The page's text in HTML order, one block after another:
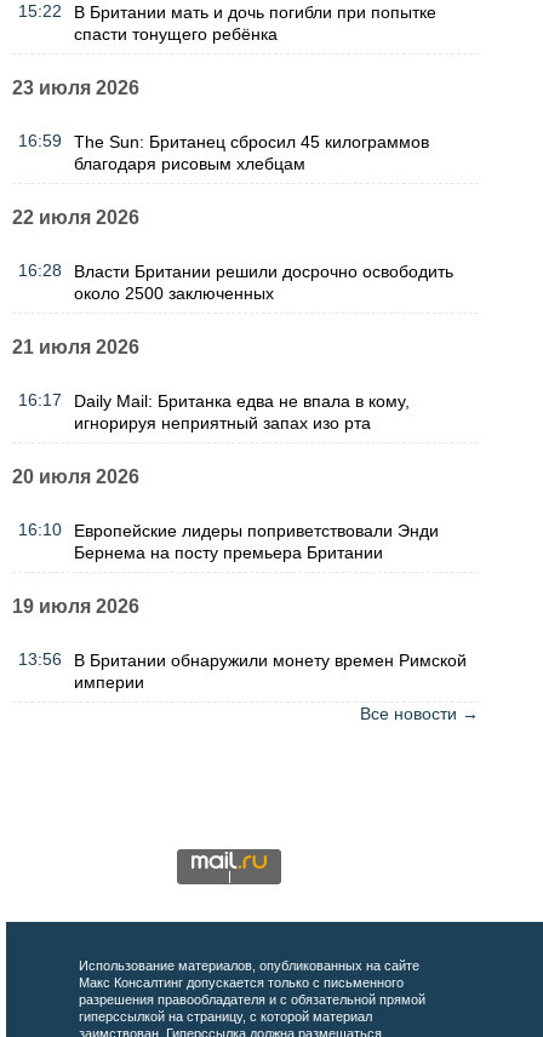
15:22
В Британии мать и дочь погибли при попытке
спасти тонущего ребёнка
23 июля 2026
16:59
The Sun: Британец сбросил 45 килограммов
благодаря рисовым хлебцам
22 июля 2026
16:28
Власти Британии решили досрочно освободить
около 2500 заключенных
21 июля 2026
16:17
Daily Mail: Британка едва не впала в кому,
игнорируя неприятный запах изо рта
20 июля 2026
16:10
Европейские лидеры поприветствовали Энди
Бернема на посту премьера Британии
19 июля 2026
13:56
В Британии обнаружили монету времен Римской
империи
Все новости →
Использование материалов, опубликованных на сайте
Макс Консалтинг допускается только с письменного
разрешения правообладателя и с обязательной прямой
гиперссылкой на страницу, с которой материал
заимствован. Гиперссылка должна размещаться